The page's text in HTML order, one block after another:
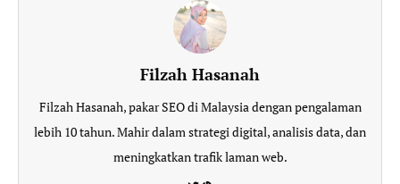
Filzah Hasanah
Filzah Hasanah, pakar SEO di Malaysia dengan pengalaman
lebih 10 tahun. Mahir dalam strategi digital, analisis data, dan
meningkatkan trafik laman web.